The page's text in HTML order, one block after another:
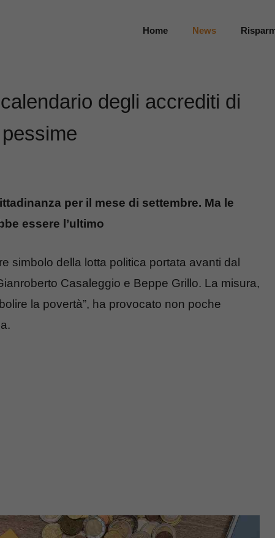
Home News
degli accrediti di
per il mese di settembre. Ma le
essere l’ultimo
simbolo della lotta politica portata avanti dal
Casaleggio e Beppe Grillo. La misura,
la povertà”, ha provocato non poche